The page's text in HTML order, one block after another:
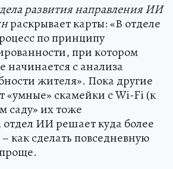
развития направления ИИ
раскрывает карты: «В отделе
по принципу
при котором
с анализа
жителя». Пока другие
«умные» скамейки с Wi-Fi (к
саду» их тоже
отдел ИИ решает куда более
как сделать повседневную